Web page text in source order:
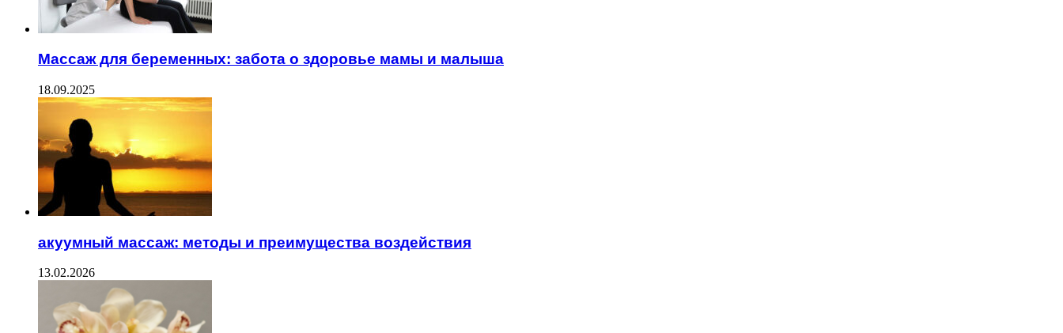
Массаж для беременных: забота о здоровье мамы и малыша
18.09.2025
акуумный массаж: методы и преимущества воздействия
13.02.2026